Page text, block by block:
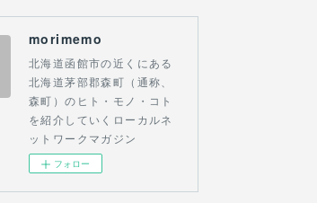
morimemo
北海道函館市の近くにある
北海道茅部郡森町（通称、
森町）のヒト・モノ・コト
を紹介していくローカルネ
ットワークマガジン
フォロー